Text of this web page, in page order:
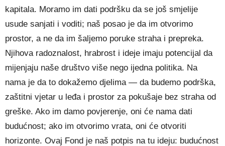
kapitala. Moramo im dati podršku da se još smjelije
usude sanjati i voditi; naš posao je da im otvorimo
prostor, a ne da im šaljemo poruke straha i prepreka.
Njihova radoznalost, hrabrost i ideje imaju potencijal da
mijenjaju naše društvo više nego ijedna politika. Na
nama je da to dokažemo djelima — da budemo podrška,
zaštitni vjetar u leđa i prostor za pokušaje bez straha od
greške. Ako im damo povjerenje, oni će nama dati
budućnost; ako im otvorimo vrata, oni će otvoriti
horizonte. Ovaj Fond je naš potpis na tu ideju: budućnost